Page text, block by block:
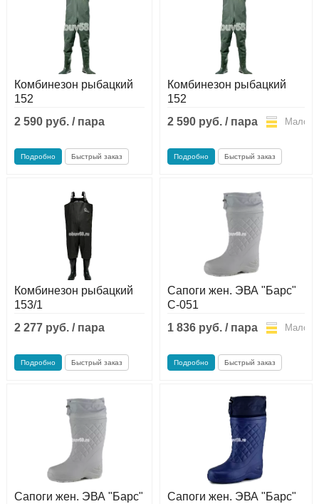
Комбинезон рыбацкий
152
2 590 руб. / пара
Мало
Подробно Быстрый заказ
Комбинезон рыбацкий
152
2 590 руб. / пара
Мало
Подробно Быстрый заказ
Комбинезон рыбацкий
153/1
2 277 руб. / пара
Мало
Подробно Быстрый заказ
Сапоги жен. ЭВА "Барс"
С-051
1 836 руб. / пара
Мало
Подробно Быстрый заказ
Сапоги жен. ЭВА "Барс"
Сапоги жен. ЭВА "Барс"